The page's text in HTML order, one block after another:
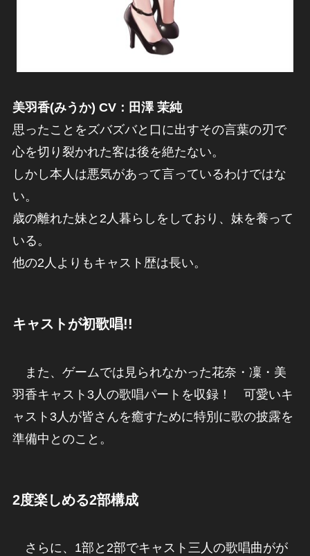
美羽香(みうか) CV：田澤 茉純
思ったことをズバズバと口に出すその言葉の刃で
心を切り裂かれた客は後を絶たない。
しかし本人は悪気があって言っているわけではな
い。
歳の離れた妹と2人暮らしをしており、妹を養って
いる。
他の2人よりもキャスト歴は長い。
キャストが初歌唱!!
また、ゲームでは見られなかった花奈・凜・美
羽香キャスト3人の歌唱パートを収録！ 可愛いキ
ャスト3人が皆さんを癒すために特別に歌の披露を
準備中とのこと。
2度楽しめる2部構成
さらに、1部と2部でキャスト三人の歌唱曲がが